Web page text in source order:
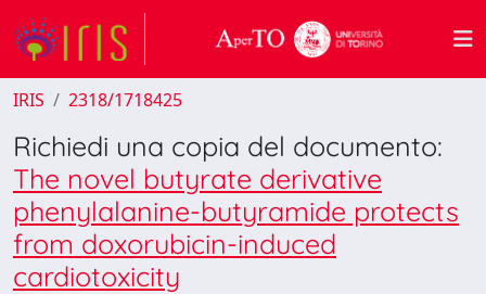
IRIS 2318/1718425
Richiedi una copia del documento:
The novel butyrate derivative
phenylalanine-butyramide protects
from doxorubicin-induced
cardiotoxicity